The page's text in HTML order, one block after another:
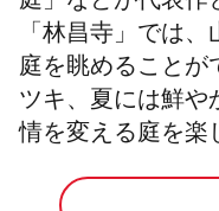
「林昌寺」では
庭を眺めることが
ツキ、夏には鮮や
情を変える庭を楽